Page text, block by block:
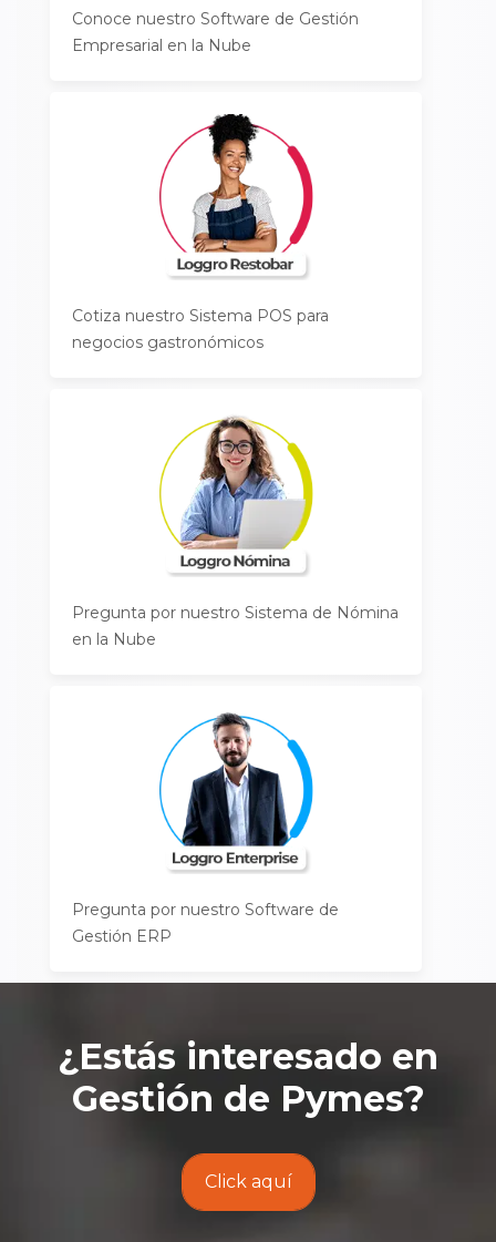
Conoce nuestro Software de Gestión
Empresarial en la Nube
Cotiza nuestro Sistema POS para
negocios gastronómicos
Pregunta por nuestro Sistema de Nómina
en la Nube
Pregunta por nuestro Software de
Gestión ERP
¿Estás interesado en
Gestión de Pymes?
Click aquí